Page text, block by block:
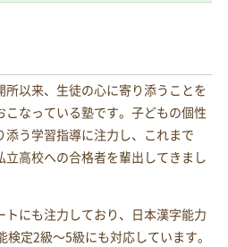
以来、生徒の心に寄り添うことを
なっている塾です。子どもの個性
う学習指導に注力し、これまで
高校への合格者を輩出してきまし
トにも注力しており、日本漢字能力
定2級～5級にも対応しています。